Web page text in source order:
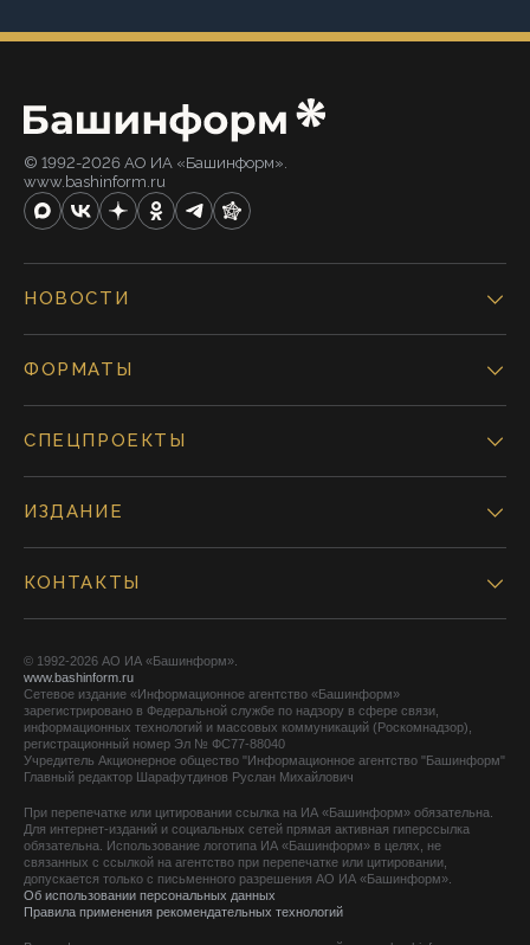
© 1992-2026 АО ИА «Башинформ».
www.bashinform.ru
НОВОСТИ
ФОРМАТЫ
СПЕЦПРОЕКТЫ
ИЗДАНИЕ
КОНТАКТЫ
© 1992-2026 АО ИА «Башинформ».
www.bashinform.ru
Сетевое издание «Информационное агентство «Башинформ»
зарегистрировано в Федеральной службе по надзору в сфере связи,
информационных технологий и массовых коммуникаций (Роскомнадзор),
регистрационный номер Эл № ФС77-88040
Учредитель Акционерное общество "Информационное агентство "Башинформ"
Главный редактор Шарафутдинов Руслан Михайлович
При перепечатке или цитировании ссылка на ИА «Башинформ» обязательна.
Для интернет-изданий и социальных сетей прямая активная гиперссылка
обязательна. Использование логотипа ИА «Башинформ» в целях, не
связанных с ссылкой на агентство при перепечатке или цитировании,
допускается только с письменного разрешения АО ИА «Башинформ».
Об использовании персональных данных
Правила применения рекомендательных технологий